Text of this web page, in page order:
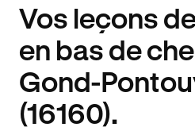
Vos leçons
en bas de
Gond-
(16160).